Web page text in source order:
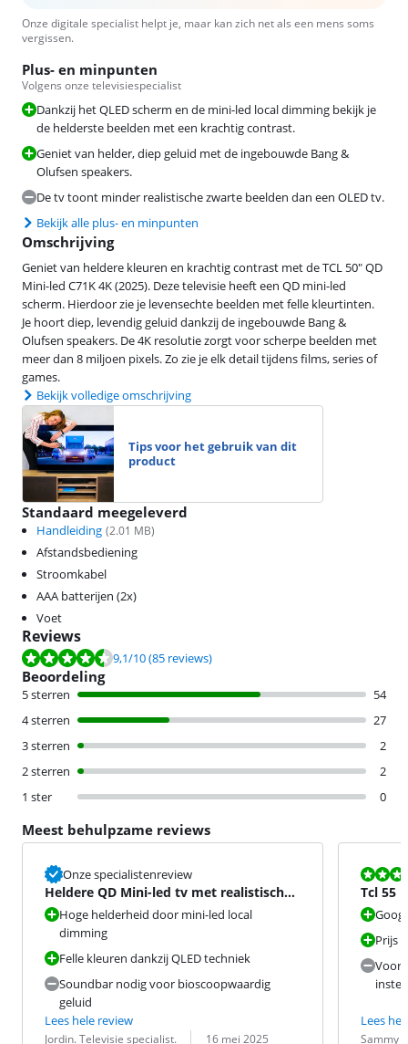
Onze digitale specialist helpt je, maar kan zich net als een mens soms
vergissen.
Plus- en minpunten
Volgens onze televisiespecialist
Dankzij het QLED scherm en de mini-led local dimming bekijk je
de helderste beelden met een krachtig contrast.
Geniet van helder, diep geluid met de ingebouwde Bang &
Olufsen speakers.
De tv toont minder realistische zwarte beelden dan een OLED tv.
Bekijk alle plus- en minpunten
Omschrijving
Geniet van heldere kleuren en krachtig contrast met de TCL 50" QD
Mini-led C71K 4K (2025). Deze televisie heeft een QD mini-led
scherm. Hierdoor zie je levensechte beelden met felle kleurtinten.
Je hoort diep, levendig geluid dankzij de ingebouwde Bang &
Olufsen speakers. De 4K resolutie zorgt voor scherpe beelden met
meer dan 8 miljoen pixels. Zo zie je elk detail tijdens films, series of
games.
Bekijk volledige omschrijving
Tips voor het gebruik van dit
product
Standaard meegeleverd
Handleiding (2.01 MB)
Afstandsbediening
Stroomkabel
AAA batterijen (2x)
Voet
Reviews
Beoordeling is 9,1 van de 10, gebaseerd op 85 reviews.
9,1/10(85 reviews)
Beoordeling
5 sterren
54
4 sterren
27
3 sterren
2
2 sterren
2
1 ster
0
Meest behulpzame reviews
Onze specialistenreview
Heldere QD Mini-led tv met realistisch
geluid
Hoge helderheid door mini-led local
dimming
Felle kleuren dankzij QLED techniek
Soundbar nodig voor bioscoopwaardig
geluid
Lees hele review
Beoordeling door:
Jordin. Televisie specialist.
Datum: 16 mei 2025
Tcl 55
Prijs
Voor
Lees
Sammy
Datum: